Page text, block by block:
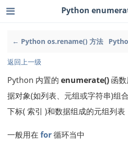
← Python os.rename() 方法
Python
返回上一级
Python 内置的 enumerate() 函
据对象(如列表、元组或字符串)组
下标( 索引 )和数据组成的元组列表
一般用在 for循环当中